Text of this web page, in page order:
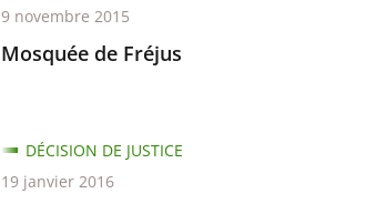
Mosquée de Fréjus
9 novembre 2015
DÉCISION DE JUSTICE
19 janvier 2016